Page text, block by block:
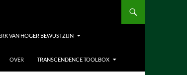
VAN HOGER BEWUSTZIJN
OVER TRANSCENDENCE TOOLBOX